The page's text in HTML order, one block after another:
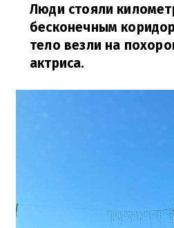
Люди стояли
бесконечным
тело везли на
актриса.